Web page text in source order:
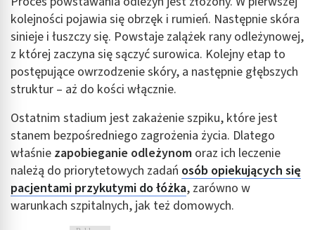
kolejności pojawia się obrzęk i rumień. Następnie skóra
sinieje i łuszczy się. Powstaje zalążek rany odleżynowej,
z której zaczyna się sączyć surowica. Kolejny etap to
postępujące owrzodzenie skóry, a następnie głębszych
struktur – aż do kości włącznie.
Ostatnim stadium jest zakażenie szpiku, które jest
stanem bezpośredniego zagrożenia życia. Dlatego
właśnie zapobieganie odleżynom oraz ich leczenie
należą do priorytetowych zadań osób opiekujących się
pacjentami przykutymi do łóżka, zarówno w
warunkach szpitalnych, jak też domowych.